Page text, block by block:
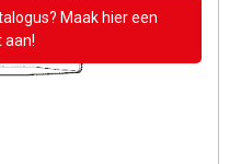
Maak hier een
aan!